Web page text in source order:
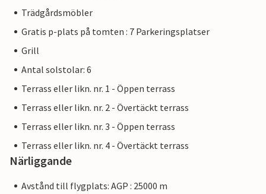
Trädgårdsmöbler
Gratis p-plats på tomten : 7 Parkeringsplatser
Grill
Antal solstolar: 6
Terrass eller likn. nr. 1 - Öppen terrass
Terrass eller likn. nr. 2 - Övertäckt terrass
Terrass eller likn. nr. 3 - Öppen terrass
Terrass eller likn. nr. 4 - Övertäckt terrass
Närliggande
Avstånd till flygplats: AGP : 25000 m